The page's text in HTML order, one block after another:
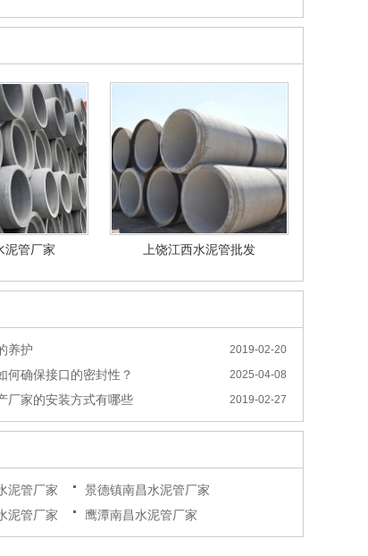
泥管厂家 上饶江西水泥管批发
2019-02-20
养护
2025-04-08
何确保接口的密封性？
2019-02-27
厂家的安装方式有哪些
泥管厂家
景德镇南昌水泥管厂家
泥管厂家 鹰潭南昌水泥管厂家